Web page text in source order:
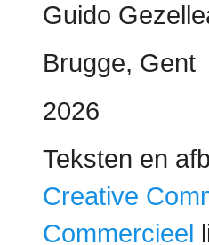
Guido
Brugge, Gent
2026
Teksten en
Creative
Commercieel